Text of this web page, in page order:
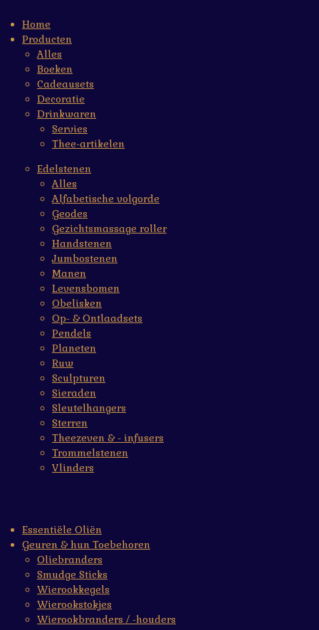
Home
Producten
Alles
Boeken
Cadeausets
Decoratie
Drinkwaren
Servies
Thee-artikelen
Edelstenen
Alles
Alfabetische volgorde
Geodes
Gezichtsmassage roller
Handstenen
Jumbostenen
Manen
Levensbomen
Obelisken
Op- & Ontlaadsets
Pendels
Planeten
Ruw
Sculpturen
Sieraden
Sleutelhangers
Sterren
Theezeven & - infusers
Trommelstenen
Vlinders
Essentiële Oliën
Geuren & hun Toebehoren
Oliebranders
Smudge Sticks
Wierookkegels
Wierookstokjes
Wierookbranders / -houders